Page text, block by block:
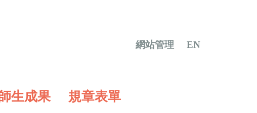
網站管理 EN
生成果
規章表單